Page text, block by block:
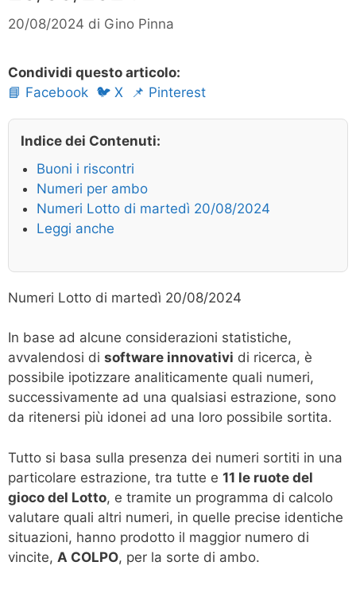
20/08/2024 di Gino Pinna
Condividi questo articolo:
📘 Facebook 🐦 X 📌 Pinterest
Indice dei Contenuti:
Buoni i riscontri
Numeri per ambo
Numeri Lotto di martedì 20/08/2024
Leggi anche
Numeri Lotto di martedì 20/08/2024
In base ad alcune considerazioni statistiche,
avvalendosi di software innovativi di ricerca, è
possibile ipotizzare analiticamente quali numeri,
successivamente ad una qualsiasi estrazione, sono
da ritenersi più idonei ad una loro possibile sortita.
Tutto si basa sulla presenza dei numeri sortiti in una
particolare estrazione, tra tutte e 11 le ruote del
gioco del Lotto, e tramite un programma di calcolo
valutare quali altri numeri, in quelle precise identiche
situazioni, hanno prodotto il maggior numero di
vincite, A COLPO, per la sorte di ambo.